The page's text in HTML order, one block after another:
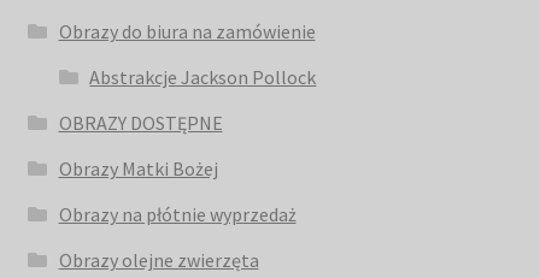
Obrazy do biura na zamówienie
Abstrakcje Jackson Pollock
OBRAZY DOSTĘPNE
Obrazy Matki Bożej
Obrazy na płótnie wyprzedaż
Obrazy olejne zwierzęta